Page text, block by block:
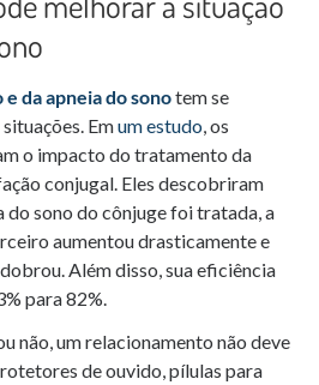
da apneia do sonotem se
Emum estudo, os
o impacto do tratamento da
conjugal. Eles descobriram
do sono do cônjuge foi tratada, a
aumentou drasticamente e
Além disso, sua eficiência
para 82%.
não, um relacionamento não deve
de ouvido, pílulas para